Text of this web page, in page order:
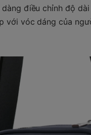
điều chỉnh độ
với vóc dáng của